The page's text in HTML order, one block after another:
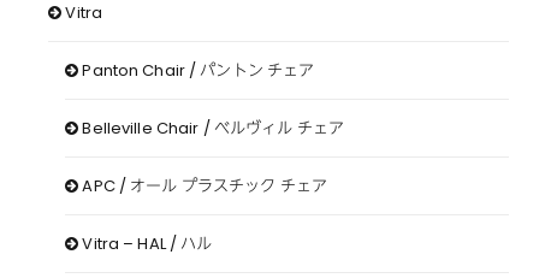
Vitra
Panton Chair / パントン チェア
Belleville Chair / ベルヴィル チェア
APC / オール プラスチック チェア
Vitra – HAL / ハル